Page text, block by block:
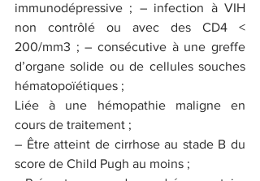
immunodépressive ; – infection à VIH
non contrôlé ou avec des CD4 <
200/mm3 ; – consécutive à une greffe
d’organe solide ou de cellules souches
hématopoïétiques ;
Liée à une hémopathie maligne en
cours de traitement ;
– Être atteint de cirrhose au stade B du
score de Child Pugh au moins ;